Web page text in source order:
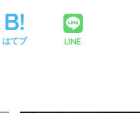
はてブ LINE